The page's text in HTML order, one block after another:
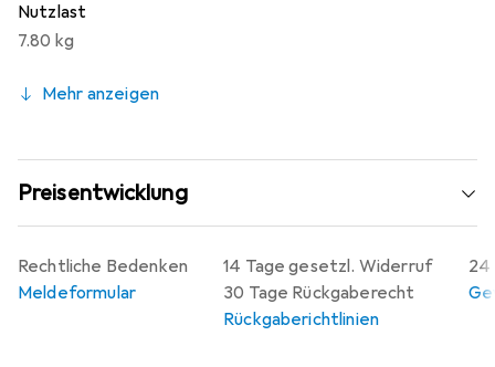
Nutzlast
7.80 kg
Mehr anzeigen
Preisentwicklung
14 Tage gesetzl. Widerruf
30 Tage Rückgaberecht
Rückgaberichtlinien
24
Rechtliche Bedenken
Meldeformular